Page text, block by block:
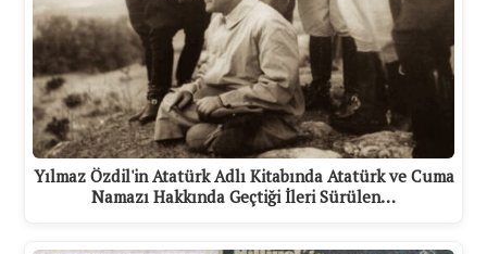
Yılmaz Özdil'in Atatürk Adlı Kitabında Atatürk ve Cuma
Namazı Hakkında Geçtiği İleri Sürülen…